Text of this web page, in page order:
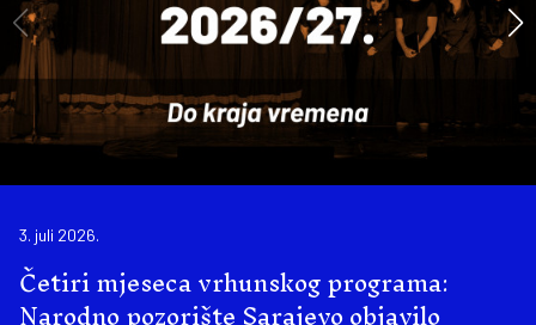
3. juli 2026.
Četiri mjeseca vrhunskog programa: